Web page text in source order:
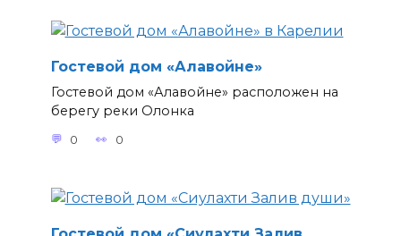
Гостевой дом «Алавойне»
Гостевой дом «Алавойне» расположен на
берегу реки Олонка
0 0